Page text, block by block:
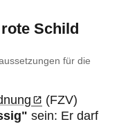
Schild
für die
(FZV)
sein: Er darf